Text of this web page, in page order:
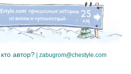
кто автор? | zabugrom@chestyle.com